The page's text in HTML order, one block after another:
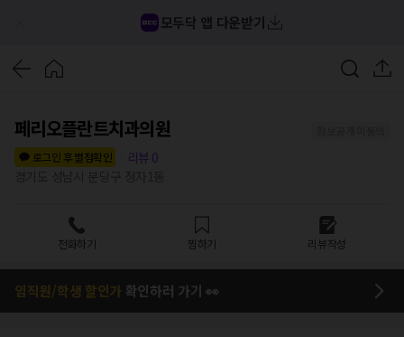
모두닥 앱 다운받기
페리오플란트치과의원
로그인 후 별점확인
리뷰 0
전화하기 찜하기 리뷰작성
임직원/학생 할인가 확인하러 가기 👀